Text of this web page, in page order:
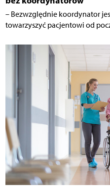
– Bezwzględnie koordynator
towarzyszyć pacjentowi od